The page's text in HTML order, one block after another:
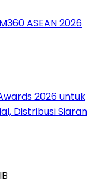
ASEAN 2026
2026 untuk
Distribusi Siaran